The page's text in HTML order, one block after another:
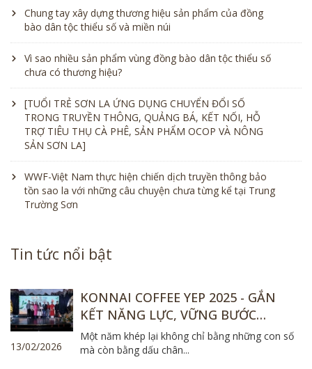
Chung tay xây dựng thương hiệu sản phẩm của đồng
bào dân tộc thiểu số và miền núi
Vì sao nhiều sản phẩm vùng đồng bào dân tộc thiểu số
chưa có thương hiệu?
[TUỔI TRẺ SƠN LA ỨNG DỤNG CHUYỂN ĐỔI SỐ
TRONG TRUYỀN THÔNG, QUẢNG BÁ, KẾT NỐI, HỖ
TRỢ TIÊU THỤ CÀ PHÊ, SẢN PHẨM OCOP VÀ NÔNG
SẢN SƠN LA]
WWF-Việt Nam thực hiện chiến dịch truyền thông bảo
tồn sao la với những câu chuyện chưa từng kể tại Trung
Trường Sơn
Tin tức nổi bật
13/02/2026
KONNAI COFFEE YEP 2025 - GẮN
KẾT NĂNG LỰC, VỮNG BƯỚC
TƯƠNG LAI
Một năm khép lại không chỉ bằng những con số
mà còn bằng dấu chân...